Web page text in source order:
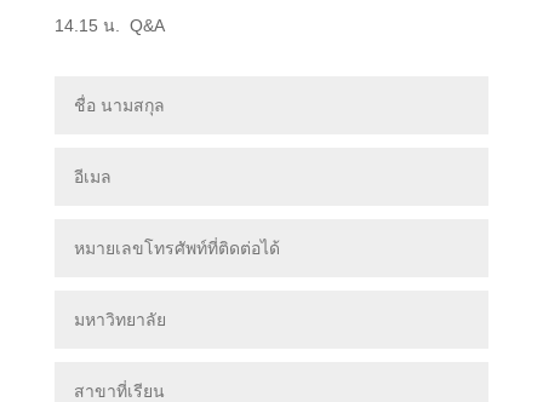
14.15 น. Q&A